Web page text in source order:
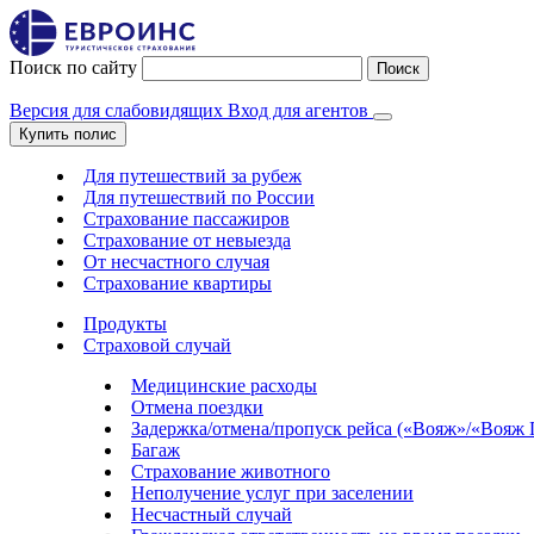
Поиск по сайту Поиск
Версия для слабовидящих Вход для агентов
Купить полис
Для путешествий за рубеж
Для путешествий по России
Страхование пассажиров
Страхование от невыезда
От несчастного случая
Страхование квартиры
Продукты
Страховой случай
Медицинские расходы
Отмена поездки
Задержка/отмена/пропуск рейса («Вояж»/
Багаж
Страхование животного
Неполучение услуг при заселении
Несчастный случай